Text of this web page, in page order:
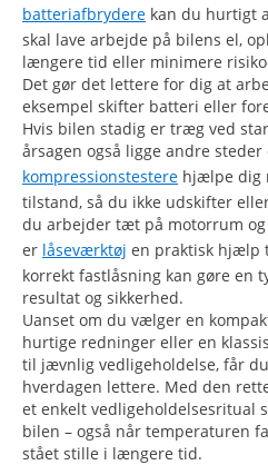
batteriafbrydere kan du hurtigt
skal lave arbejde på bilens el,
længere tid eller minimere
Det gør det lettere for dig at
eksempel skifter batteri eller
Hvis bilen stadig er træg ved
årsagen også ligge andre
kompressionstestere hjælpe dig
tilstand, så du ikke udskifter
du arbejder tæt på motorrum og
er låseværktøj en praktisk hjælp
korrekt fastlåsning kan gøre en
resultat og sikkerhed.
Uanset om du vælger en
hurtige redninger eller en
til jævnlig vedligeholdelse, får
hverdagen lettere. Med den
et enkelt vedligeholdelsesritual
bilen – også når temperaturen
stået stille i længere tid.